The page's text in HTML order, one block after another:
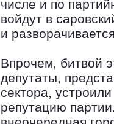
числе и по
войдут в
и
Впрочем, битвой
депутаты,
сектора,
репутацию